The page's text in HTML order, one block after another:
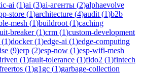
ai (1)ai (3)ai-агенты (2)alphaevolve
store (1)architecture (4)audit (1)b2b
mesh (1)buildroot (1)caching
breaker(1)crm (1)custom-development
(1)docker(1)edge-ai (1)edge-computing
(9)erp (2)esp-now (1)esp-wifi-mesh
(1)fault-tolerance (1)fido2 (1)fintech
(1)g1gc (1)garbage-collection